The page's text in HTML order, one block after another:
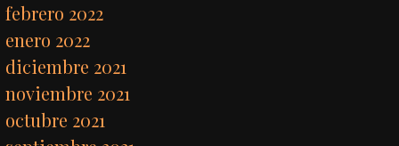
febrero 2022
enero 2022
diciembre 2021
noviembre 2021
octubre 2021